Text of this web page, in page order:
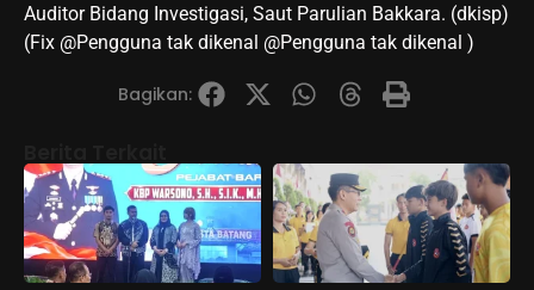
Auditor Bidang Investigasi, Saut Parulian Bakkara. (dkisp)
(Fix @⁨‎Pengguna tak dikenal⁩ @⁨‎Pengguna tak dikenal⁩ )
Bagikan: